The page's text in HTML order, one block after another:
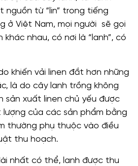
từ “lin” trong tiếng
ở Việt Nam, mọi người sẽ gọi
nhau, có nơi là “lanh”, có
khiến vải linen đắt hơn những
là do cây lanh trồng không
sản xuất linen chủ yếu được
lượng của các sản phẩm bằng
thường phụ thuộc vào điều
thu hoạch.
nhất có thể, lanh được thu